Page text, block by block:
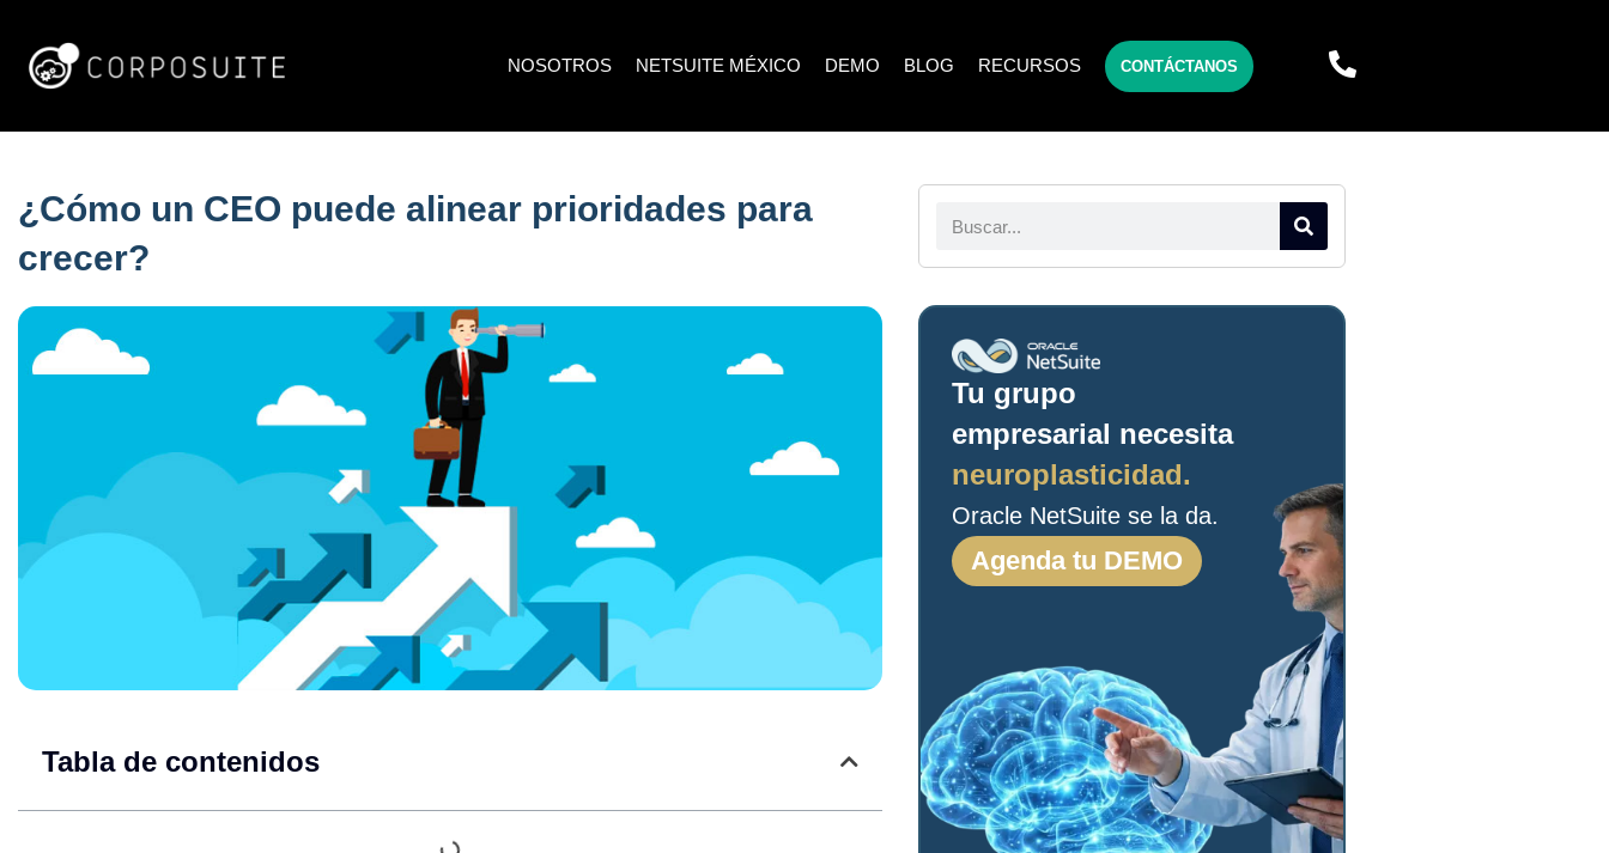
NOSOTROS NETSUITE MÉXICO DEMO BLOG RECURSOS CONTÁCTANOS
¿Cómo un CEO puede alinear prioridades para
crecer?
Tabla de contenidos
Tu grupo
empresarial necesita
neuroplasticidad.
Oracle NetSuite se la da.
Agenda tu DEMO